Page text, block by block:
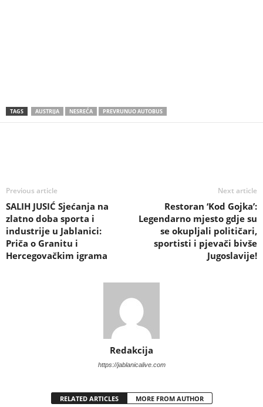
TAGS AUSTRIJA NESREĆA PREVRUNUO AUTOBUS
Previous article
SALIH JUSIĆ Sjećanja na
zlatno doba sporta i
industrije u Jablanici:
Priča o Granitu i
Hercegovačkim igrama
Next article
Restoran ‘Kod Gojka’:
Legendarno mjesto gdje su
se okupljali političari,
sportisti i pjevači bivše
Jugoslavije!
Redakcija
https://jablanicalive.com
RELATED ARTICLES MORE FROM AUTHOR